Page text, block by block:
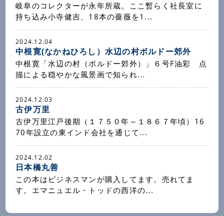
岐阜のコレクターが永年所蔵。ここ暫らく社長室に
持ち込み小寺健吉、18本の薔薇を1...
2024.12.04
中根寛(なかねひろし）水辺の村ボルドー郊外
中根寛「水辺の村（ボルドー郊外）」６号F油彩 点
描による穏やかな風景画で知られ...
2024.12.03
古伊万里
古伊万里江戸後期（１７５０年～１８６７年頃）16
70年設立の東インド会社を通じて...
2024.12.02
日本橋丸善
この本はビジネスマンが購入してます。売れてま
す。エマニュエル・トッドの西洋の...